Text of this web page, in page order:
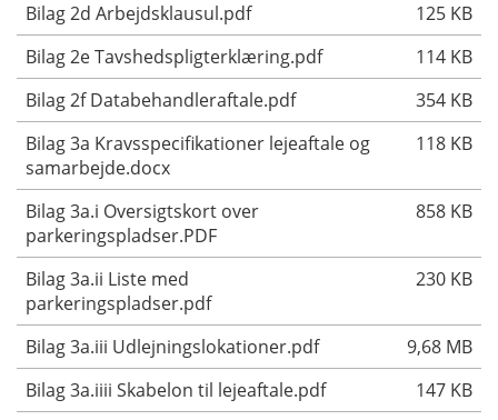
Bilag 2d Arbejdsklausul.pdf
125 KB
Bilag 2e Tavshedspligterklæring.pdf
114 KB
Bilag 2f Databehandleraftale.pdf
354 KB
Bilag 3a Kravsspecifikationer lejeaftale og
samarbejde.docx
118 KB
Bilag 3a.i Oversigtskort over
parkeringspladser.PDF
858 KB
Bilag 3a.ii Liste med
parkeringspladser.pdf
230 KB
Bilag 3a.iii Udlejningslokationer.pdf
9,68 MB
Bilag 3a.iiii Skabelon til lejeaftale.pdf
147 KB